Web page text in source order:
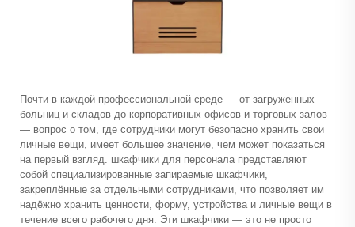
Почти в каждой профессиональной среде — от загруженных
больниц и складов до корпоративных офисов и торговых залов
— вопрос о том, где сотрудники могут безопасно хранить свои
личные вещи, имеет большее значение, чем может показаться
на первый взгляд. шкафчики для персонала представляют
собой специализированные запираемые шкафчики,
закреплённые за отдельными сотрудниками, что позволяет им
надёжно хранить ценности, форму, устройства и личные вещи в
течение всего рабочего дня. Эти шкафчики — это не просто